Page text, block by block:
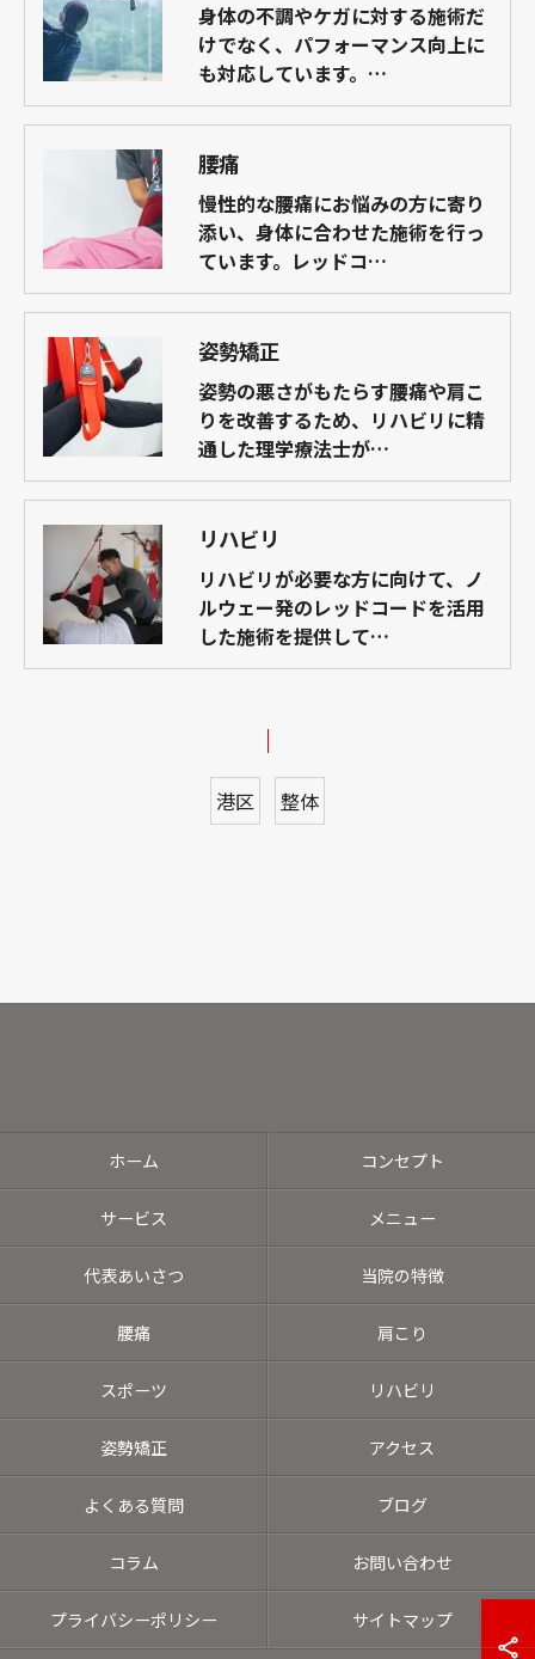
身体の不調やケガに対する施術だ
けでなく、パフォーマンス向上に
も対応しています。…
腰痛
慢性的な腰痛にお悩みの方に寄り
添い、身体に合わせた施術を行っ
ています。レッドコ…
姿勢矯正
姿勢の悪さがもたらす腰痛や肩こ
りを改善するため、リハビリに精
通した理学療法士が…
リハビリ
リハビリが必要な方に向けて、ノ
ルウェー発のレッドコードを活用
した施術を提供して…
港区 整体
ホーム コンセプト
サービス メニュー
代表あいさつ 当院の特徴
腰痛 肩こり
スポーツ リハビリ
姿勢矯正 アクセス
よくある質問 ブログ
コラム お問い合わせ
プライバシーポリシー サイトマップ